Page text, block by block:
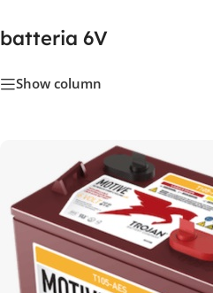
batteria 6V
Show column